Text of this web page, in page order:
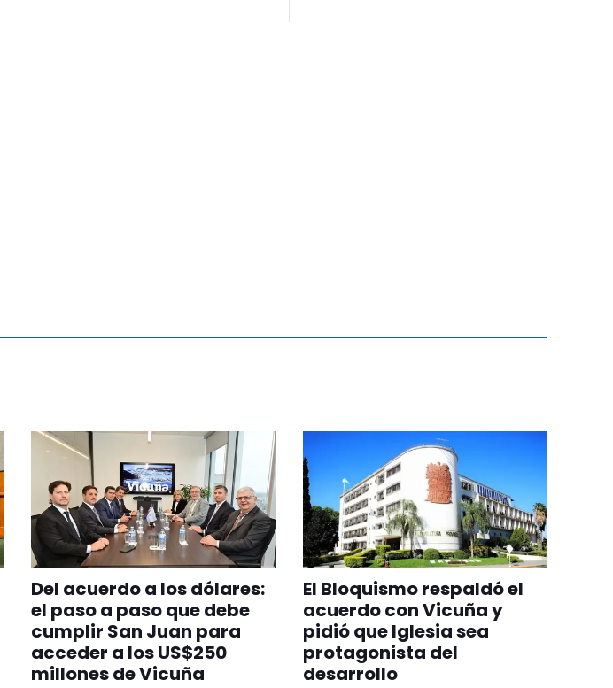
Del acuerdo a los dólares:
el paso a paso que debe
cumplir San Juan para
acceder a los US$250
millones de Vicuña
El Bloquismo respaldó el
acuerdo con Vicuña y
pidió que Iglesia sea
protagonista del
desarrollo